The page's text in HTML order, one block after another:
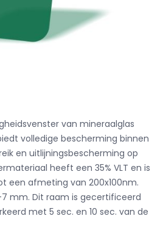
van mineraalglas
volledige bescherming binnen
en uitlijningsbescherming op
heeft een 35% VLT en is
een afmeting van 200x100nm.
mm. Dit raam is gecertificeerd
met 5 sec. en 10 sec. van de